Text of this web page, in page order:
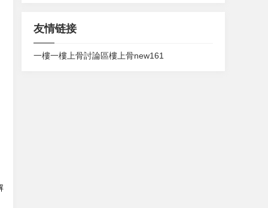
友情链接
一樓一樓上骨討論區樓上骨new161